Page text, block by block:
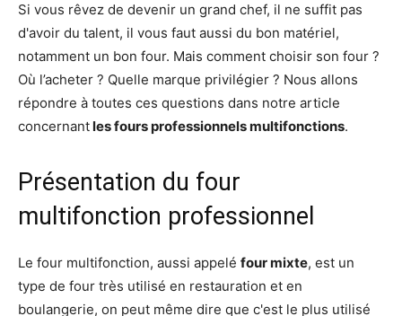
Si vous rêvez de devenir un grand chef, il ne suffit pas
d'avoir du talent, il vous faut aussi du bon matériel,
notamment un bon four. Mais comment choisir son four ?
Où l’acheter ? Quelle marque privilégier ? Nous allons
répondre à toutes ces questions dans notre article
concernantles fours professionnels multifonctions.
Présentation du four
multifonction professionnel
Le four multifonction, aussi appelé four mixte, est un
type de four très utilisé en restauration et en
boulangerie, on peut même dire que c'est le plus utilisé